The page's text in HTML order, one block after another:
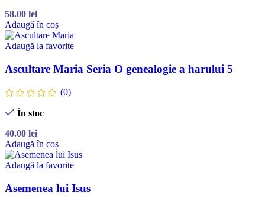
58.00 lei
Adaugă în coș
Adaugă la favorite
Ascultare Maria Seria O genealogie a harului 5
(0)
În stoc
40.00 lei
Adaugă în coș
Adaugă la favorite
Asemenea lui Isus